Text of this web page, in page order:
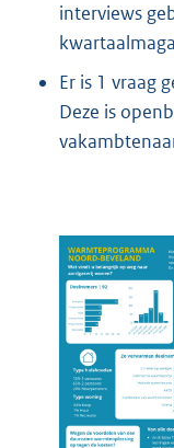
interviews
Er is 1 vraag
Deze is